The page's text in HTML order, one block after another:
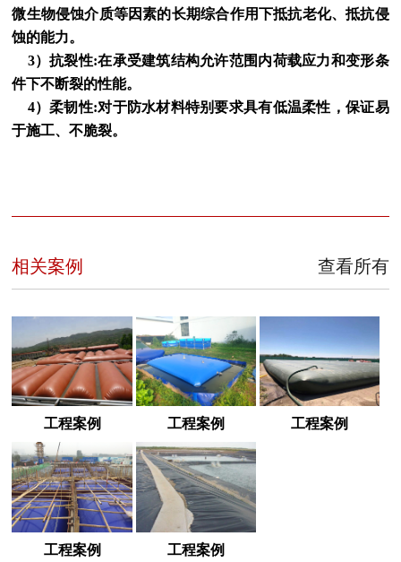
微生物侵蚀介质等因素的长期综合作用下抵抗老化、抵抗侵
蚀的能力。
3）抗裂性:在承受建筑结构允许范围内荷载应力和变形条
件下不断裂的性能。
4）柔韧性:对于防水材料特别要求具有低温柔性，保证易
于施工、不脆裂。
查看所有
相关案例
工程案例 工程案例 工程案例
工程案例 工程案例